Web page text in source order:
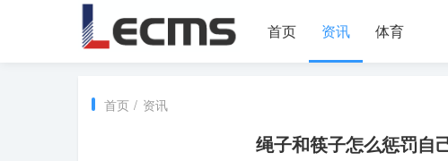
首页 资讯 体育
首页 / 资讯
绳子和筷子怎么惩罚自